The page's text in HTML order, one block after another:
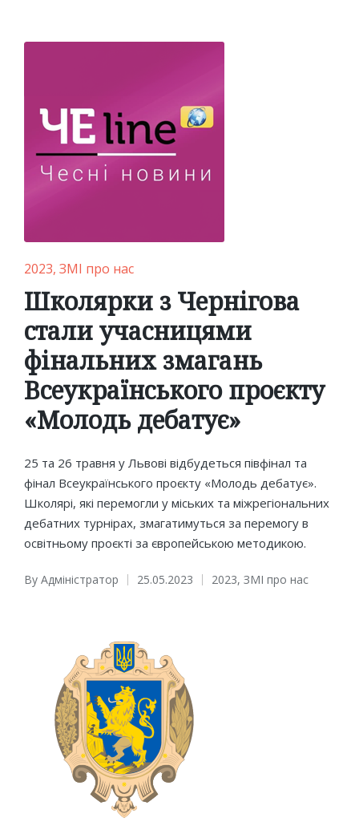
Posted
in
2023 ЗМІ про нас
Школярки з Чернігова
стали учасницями
фінальних змагань
Всеукраїнського проєкту
«Молодь дебатує»
25 та 26 травня у Львові відбудеться півфінал та
фінал Всеукраїнського проєкту «Молодь дебатує».
Школярі, які перемогли у міських та міжрегіональних
дебатних турнірах, змагатимуться за перемогу в
освітньому проєкті за європейською методикою.
Posted
By Адміністратор 25.05.2023
Posted
2023, ЗМІ про нас